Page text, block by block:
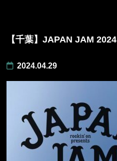
【千葉】JAPAN JAM 2024
2024.04.29